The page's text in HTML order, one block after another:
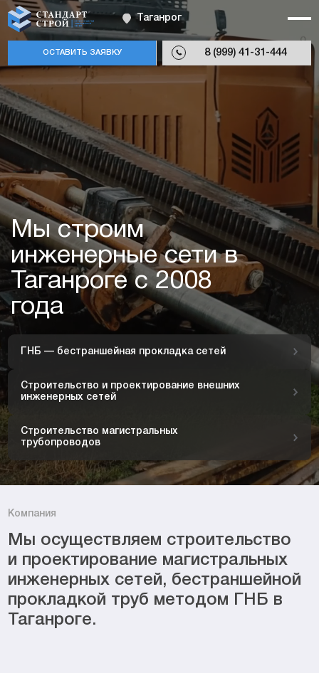
Таганрог
8 (999) 41-31-444
ОСТАВИТЬ ЗАЯВКУ
Мы строим
инженерные сети в
Таганроге с 2008
года
ГНБ — бестраншейная прокладка сетей
Строительство и проектирование внешних
инженерных сетей
Строительство магистральных
трубопроводов
Компания
Мы осуществляем строительство
и проектирование магистральных
инженерных сетей, бестраншейной
прокладкой труб методом ГНБ в
Таганроге.